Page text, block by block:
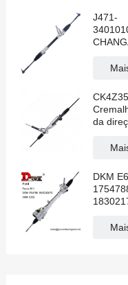
J471-
manual
volante
da
Transit
DKM